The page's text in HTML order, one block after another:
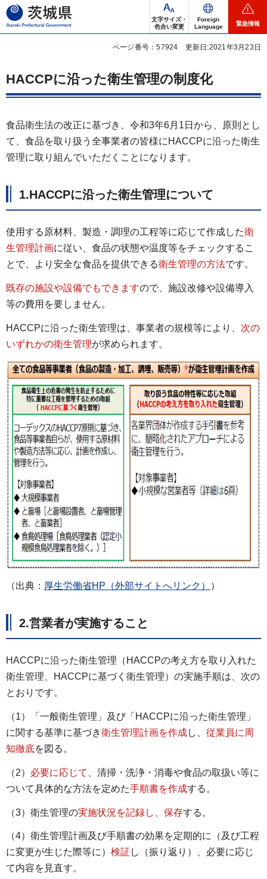
茨城県
文字サイズ・
色合い変更
Foreign
Language
緊急情報
ページ番号：57924 更新日:2021年3月23日
HACCPに沿った衛生管理の制度化
食品衛生法の改正に基づき、令和3年6月1日から、原則とし
て、食品を取り扱う全事業者の皆様にHACCPに沿った衛生
管理に取り組んでいただくことになります。
1.HACCPに沿った衛生管理について
使用する原材料、製造・調理の工程等に応じて作成した衛
生管理計画に従い、食品の状態や温度等をチェックするこ
とで、より安全な食品を提供できる衛生管理の方法です。
既存の施設や設備でもできま すので、施設改修や設備導入
等の費用を要しません。
HACCPに沿った衛生管理は、事業者の規模等により、 次の
いずれかの衛生管理が求められます。
（出典： 厚生労働省HP（外部サイトへリンク） ）
2.営業者が実施すること
HACCPに沿った衛生管理（HACCPの考え方を取り入れた
衛生管理、HACCPに基づく衛生管理）の実施手順は、次の
とおりです。
（1）「一般衛生管理」及び「HACCPに沿った衛生管理」
に関する基準に基づき衛生管理計画を作成し、 従業員に周
知徹底を図る。
（2） 必要に応じて
、清掃・洗浄・消毒や食品の取扱い等に
ついて具体的な方法を定めた手順書を作成する。
（3）衛生管理の実施状況を記録し、保存する。
（4）衛生管理計画及び手順書の効果を定期的に（及び工程
に変更が生じた際等に） 検証 し（振り返り）、必要に応じ
て内容を見直す。